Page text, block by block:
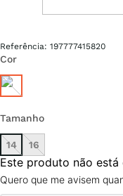
Referência: 197777415820
Cor
Tamanho
14 16
Este produto não
Quero que me avisem